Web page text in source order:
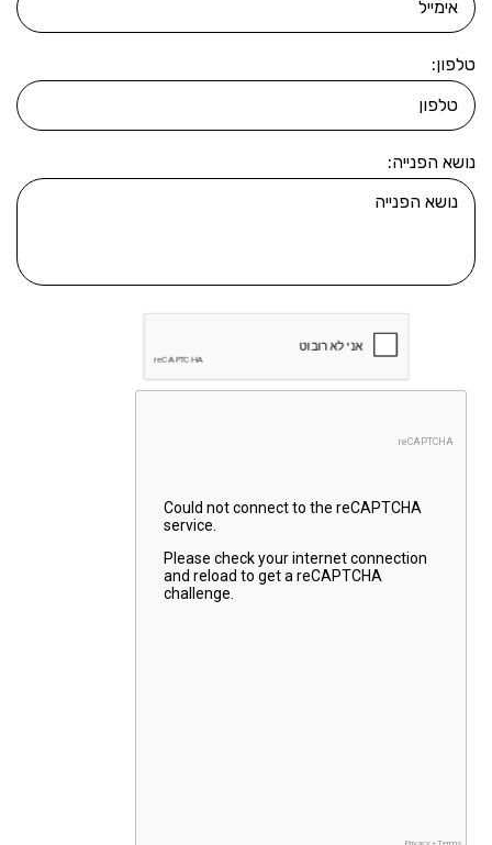
טלפון:
נושא הפנייה: